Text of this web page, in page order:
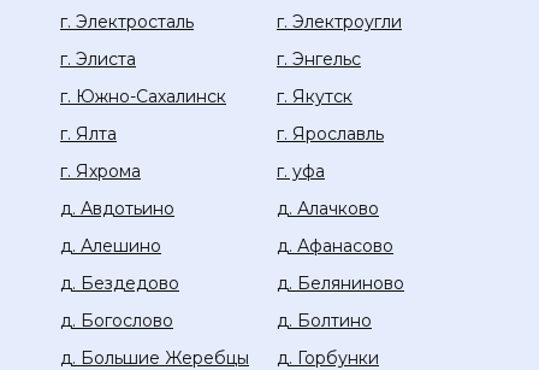
г. Электросталь
г. Электроугли
г. Элиста
г. Энгельс
г. Южно-Сахалинск
г. Якутск
г. Ялта
г. Ярославль
г. Яхрома
г. уфа
д. Авдотьино
д. Алачково
д. Алешино
д. Афанасово
д. Бездедово
д. Беляниново
д. Богослово
д. Болтино
д. Большие Жеребцы
д. Горбунки